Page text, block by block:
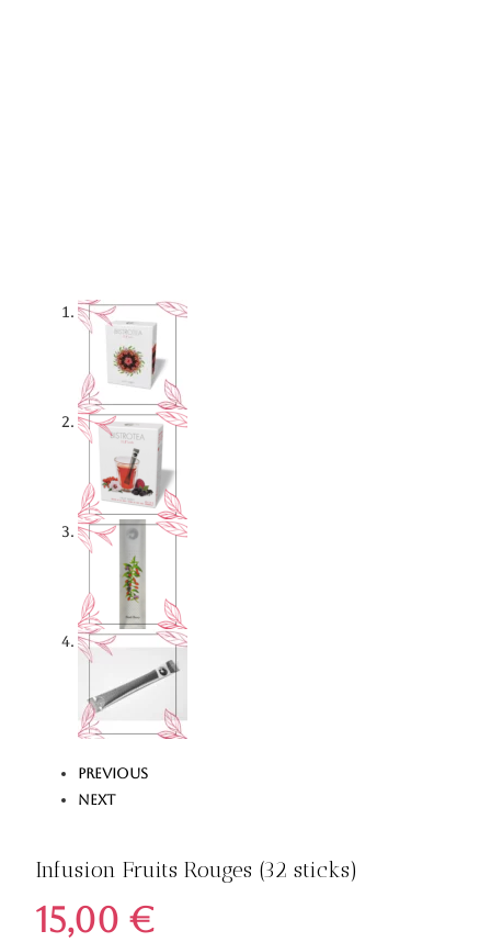
Previous
Next
Infusion Fruits Rouges (32 sticks)
15,00€